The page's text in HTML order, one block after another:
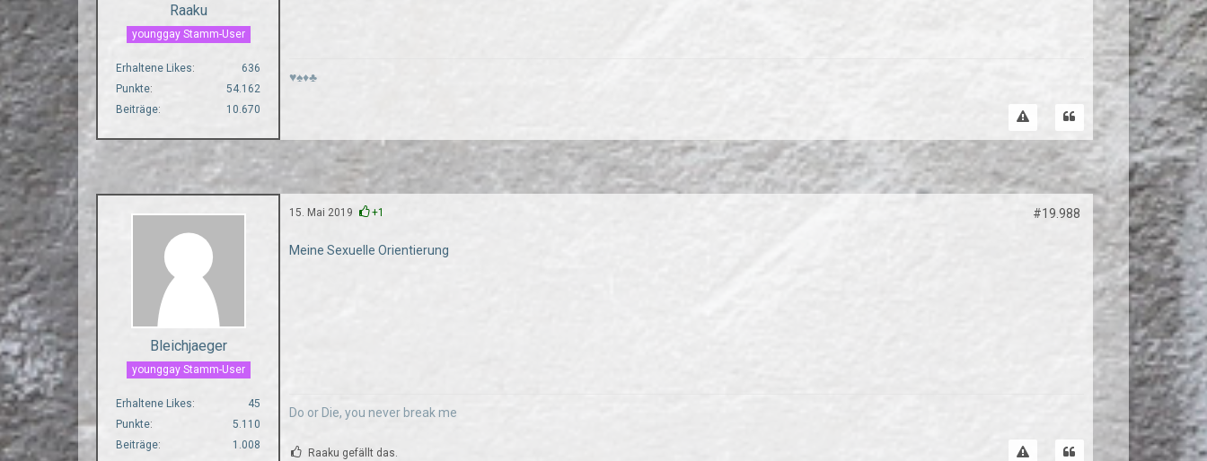
Raaku
younggay Stamm-User
Erhaltene Likes
636
Punkte
54.162
Beiträge
10.670
♥♠♦♣
Bleichjaeger
younggay Stamm-User
Erhaltene Likes
45
Punkte
5.110
Beiträge
1.008
15. Mai 2019 +1 #19.988
Meine Sexuelle Orientierung
Do or Die, you never break me
Raaku gefällt das.